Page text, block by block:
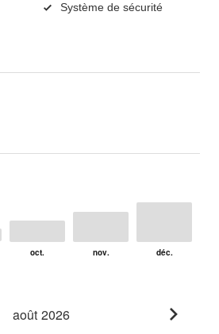
Système de sécurité
août 2026